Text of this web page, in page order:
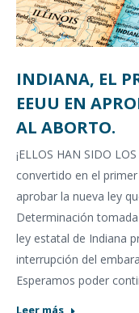
INDIANA, EL
EEUU EN
AL ABORTO.
¡ELLOS HAN SIDO
convertido en el
aprobar la nueva ley
Determinación
ley estatal de Indiana
interrupción del
Esperamos poder
Leer más